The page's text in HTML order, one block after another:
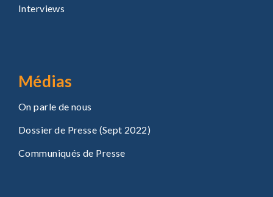
Interviews
Médias
On parle de nous
Dossier de Presse (Sept 2022)
Communiqués de Presse